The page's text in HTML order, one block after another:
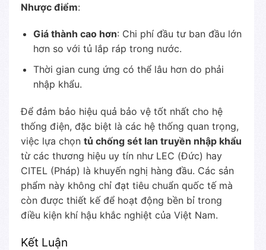
Nhược điểm:
Giá thành cao hơn: Chi phí đầu tư ban đầu lớn
hơn so với tủ lắp ráp trong nước.
Thời gian cung ứng có thể lâu hơn do phải
nhập khẩu.
Để đảm bảo hiệu quả bảo vệ tốt nhất cho hệ
thống điện, đặc biệt là các hệ thống quan trọng,
việc lựa chọn tủ chống sét lan truyền nhập khẩu
từ các thương hiệu uy tín như LEC (Đức) hay
CITEL (Pháp) là khuyến nghị hàng đầu. Các sản
phẩm này không chỉ đạt tiêu chuẩn quốc tế mà
còn được thiết kế để hoạt động bền bỉ trong
điều kiện khí hậu khắc nghiệt của Việt Nam.
Kết Luận